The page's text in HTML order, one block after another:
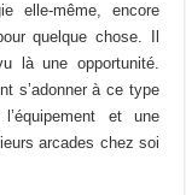
elle-même, encore
quelque chose. Il
là une opportunité.
s’adonner à ce type
et une
arcades chez soi